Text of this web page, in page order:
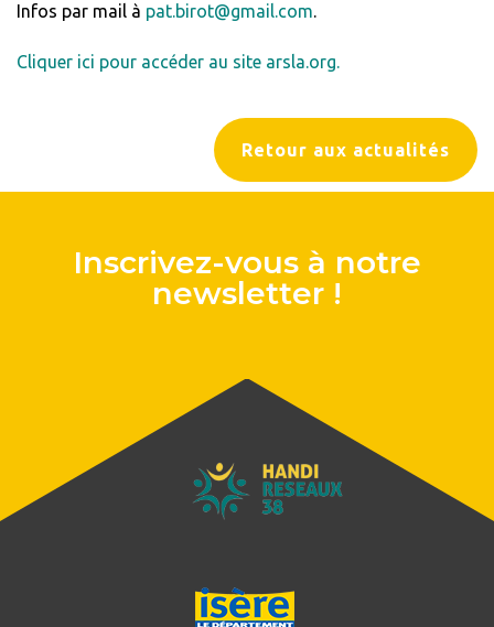
Retour aux actualités
Infos par mail à pat.birot@gmail.com.
Cliquer ici pour accéder au site arsla.org.
Inscrivez-vous à notre
newsletter !